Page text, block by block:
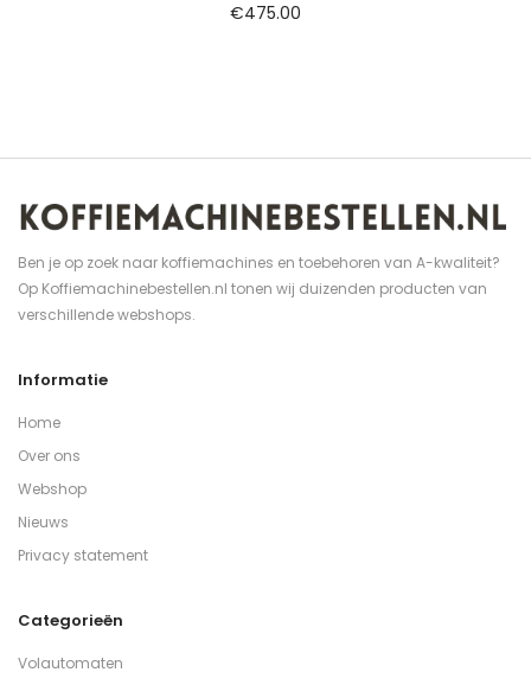
€475.00
Ben je op zoek naar koffiemachines en toebehoren van A-kwaliteit?
Op Koffiemachinebestellen.nl tonen wij duizenden producten van
verschillende webshops.
Informatie
Home
Over ons
Webshop
Nieuws
Privacy statement
Categorieën
Volautomaten